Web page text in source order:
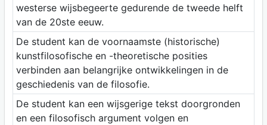
westerse wijsbegeerte gedurende de tweede helft
van de 20ste eeuw.
De student kan de voornaamste (historische)
kunstfilosofische en -theoretische posities
verbinden aan belangrijke ontwikkelingen in de
geschiedenis van de filosofie.
De student kan een wijsgerige tekst doorgronden
en een filosofisch argument volgen en